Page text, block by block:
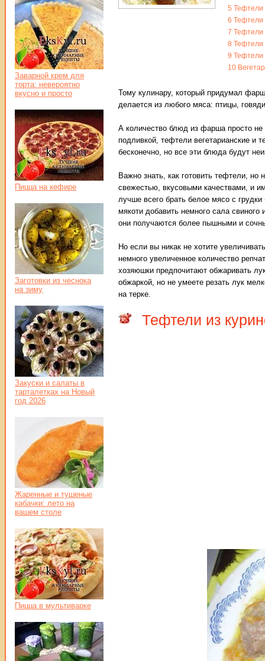
5 Тефтели
6 Тефтели
7 Тефтели
8 Тефтели
9
10
Тому кулинару, который придумал
делается из любого мяса: птицы,
А количество блюд из фарша просто
подливкой, тефтели вегетарианские и
бесконечно, но все эти блюда будут
Важно знать, как готовить тефтели,
свежестью, вкусовыми качествами, и
лучше всего брать белое мясо с
мякоти добавить немного сала
они получаются более пышными и
Но если вы никак не хотите
немного увеличенное количество
хозяюшки предпочитают обжаривать
обжаркой, но не умеете резать лук
на терке.
Тефтели из
Заварной крем для
торта: невероятно
вкусно и просто
Пицца на кефире
Заготовки из чеснока
на зиму
Закуски и салаты в
тарталетках на Новый
год 2026
Жаренные и тушеные
кабачки: лето на
вашем столе
Пицца в мультиварке